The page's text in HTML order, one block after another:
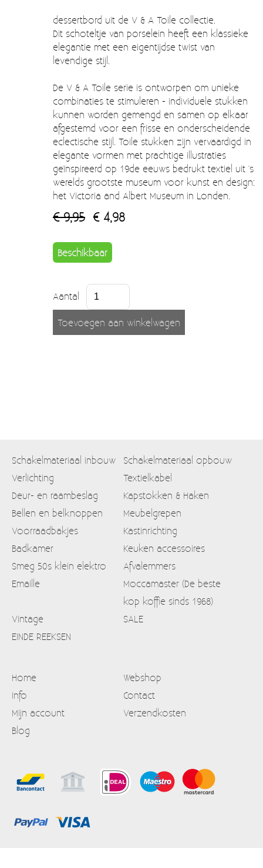
Smeg 50s klein elektro
Afvalemmers
Emaille
Moccamaster (De beste kop koffie sinds 1968)
Vintage
EINDE REEKSEN
dessertbord uit de V & A Toile collectie.
Dit schoteltje van porselein heeft een klassieke
elegantie met een eigentijdse twist van
levendige stijl.
De V & A Toile serie is ontworpen om unieke
combinaties te stimuleren - individuele stukken
kunnen worden gemengd en samen op elkaar
afgestemd voor een frisse en onderscheidende
eclectische stijl. Toile stukken zijn vervaardigd in
elegante vormen met prachtige illustraties
geïnspireerd op 19de eeuws bedrukt textiel uit 's
werelds grootste museum voor kunst en design:
het Victoria and Albert Museum in Londen.
€ 9,95 € 4,98
Beschikbaar
Aantal
Schakelmateriaal inbouw
Schakelmateriaal opbouw
Verlichting
Textielkabel
Deur- en raambeslag
Kapstokken & Haken
Bellen en belknoppen
Meubelgrepen
Voorraadbakjes
Kastinrichting
Badkamer
Keuken accessoires
Smeg 50s klein elektro
Afvalemmers
Emaille
Moccamaster (De beste
kop koffie sinds 1968)
Vintage
SALE
EINDE REEKSEN
Home
Webshop
Info
Contact
Mijn account
Verzendkosten
Blog